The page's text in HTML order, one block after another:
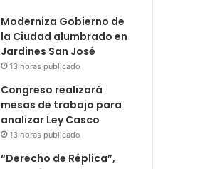
Moderniza Gobierno de
la Ciudad alumbrado en
Jardines San José
13 horas publicado
Congreso realizará
mesas de trabajo para
analizar Ley Casco
13 horas publicado
“Derecho de Réplica”,